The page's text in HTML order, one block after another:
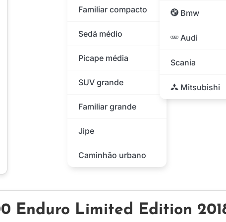
Familiar compacto
Sedã médio
Picape média
SUV grande
Familiar grande
Jipe
Caminhão urbano
Bmw
Audi
Scania
Mitsubishi
Enduro Limited Edition